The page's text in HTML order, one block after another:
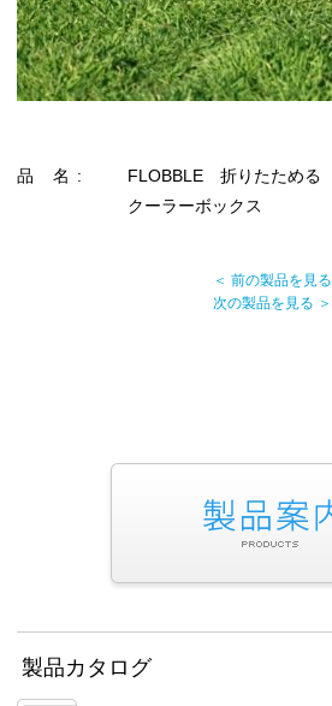
品 名 :
FLOBBLE 折りたためる
クーラーボックス
＜ 前の製品を見る
次の製品を見る ＞
製品カタログ